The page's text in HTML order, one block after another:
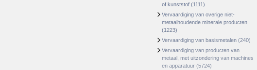
of kunststof (1111)
Vervaardiging van overige niet-
metaalhoudende minerale producten
(1223)
Vervaardiging van basismetalen (240)
Vervaardiging van producten van
metaal, met uitzondering van machines
en apparatuur (5724)